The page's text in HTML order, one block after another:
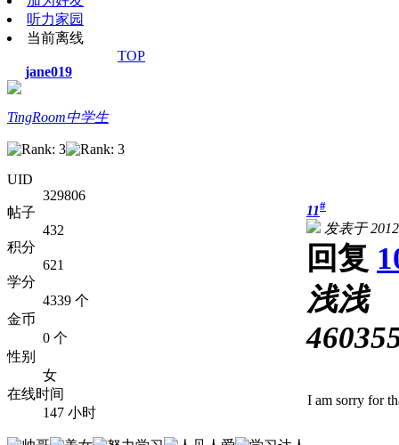
听力家园
当前离线
TOP
jane019
TingRoom中学生
UID
329806
帖子
432
积分
621
学分
4339 个
金币
0 个
性别
女
在线时间
147 小时
11#
发表于
回复
浅浅
I am sorry for